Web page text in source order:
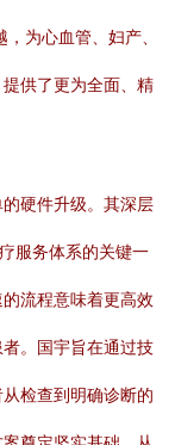
为心血管、妇产、
供了更为全面、精
硬件升级。其深层
服务体系的关键一
流程意味着更高效
。国宇旨在通过技
检查到明确诊断的